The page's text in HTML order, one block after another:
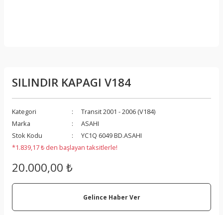
SILINDIR KAPAGI V184
Kategori
Transit 2001 - 2006 (V184)
Marka
ASAHI
Stok Kodu
YC1Q 6049 BD.ASAHI
*1.839,17 ₺ den başlayan taksitlerle!
20.000,00 ₺
Gelince Haber Ver